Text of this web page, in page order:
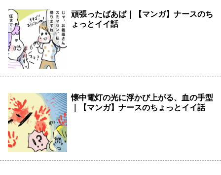
頑張ったばあば｜【マンガ】ナースのち
ょっとイイ話
懐中電灯の光に浮かび上がる、血の手型
｜【マンガ】ナースのちょっとイイ話